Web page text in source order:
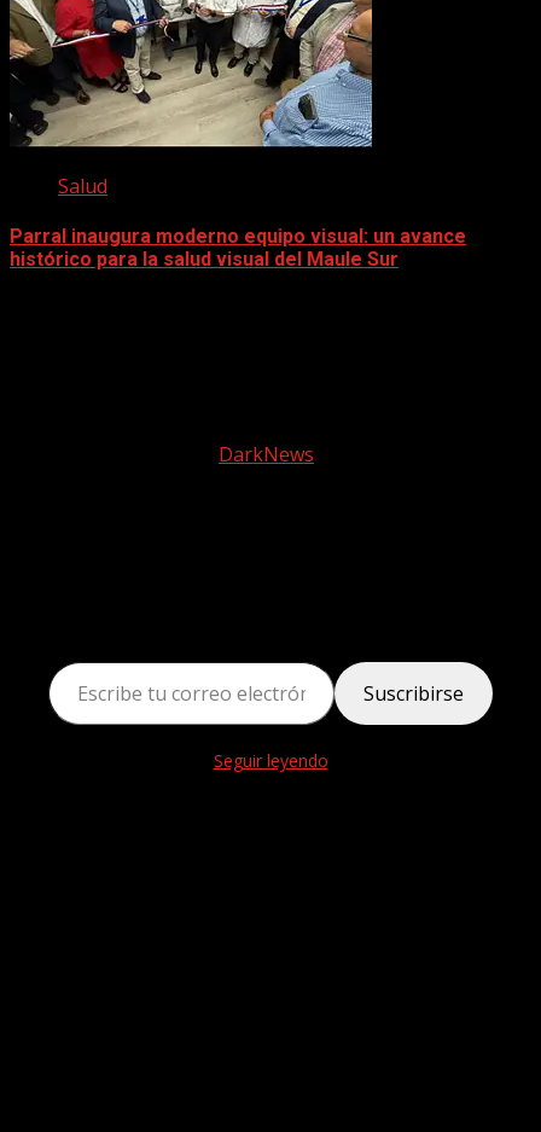
Salud
Parral inaugura moderno equipo visual: un avance
histórico para la salud visual del Maule Sur
DarkNews
Escribe tu correo electrónico…
Suscribirse
Seguir leyendo